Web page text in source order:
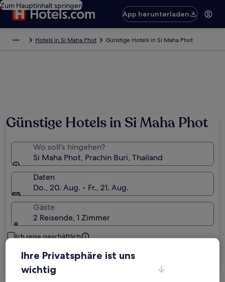
Zum Hauptinhalt springen
App herunterladen
Hotels in Si Maha Phot Günstige Hotels in Si Maha Phot
Günstige Hotels in Si Maha Phot
Wo soll’s hingehen?
Si Maha Phot, Prachin Buri, Thailand
Daten
Do., 20. Aug. - Fr., 21. Aug.
Gäste
2 Reisende, 1 Zimmer
Ich reise geschäftlich
Suchen
Ihre Privatsphäre ist uns
wichtig